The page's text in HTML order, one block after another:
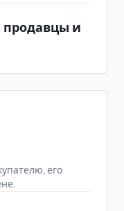
продавцы и
его